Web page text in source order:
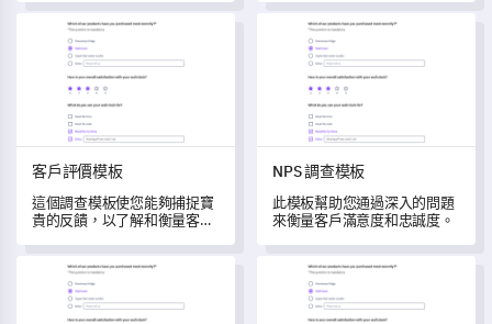
客戶評價模板
客戶評價模板
這個調查模板使您能夠捕捉寶
貴的反饋，以了解和衡量客戶
NPS 調查模板
NPS 調查模板
此模板幫助您通過深入的問題
來衡量客戶滿意度和忠誠度。
酒店客人回饋表單範本 公司調查模板